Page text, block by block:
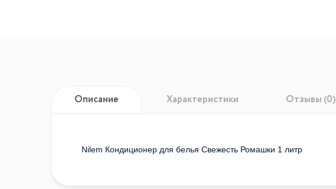
Описание Характеристики Отзывы (0)
Nilem Кондиционер для белья Свежесть Ромашки 1 литр